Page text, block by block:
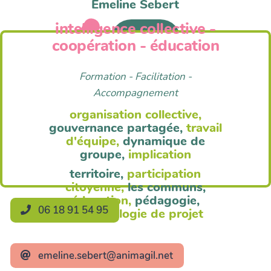
Anim'Agil
Emeline Sebert
intelligence collective -
coopération - éducation
Formation - Facilitation -
Accompagnement
organisation collective,
gouvernance partagée, travail
d'équipe, dynamique de
groupe, implication
territoire, participation
citoyenne, les communs,
éducation, pédagogie,
méthodologie de projet
06 18 91 54 95
emeline.sebert@animagil.net